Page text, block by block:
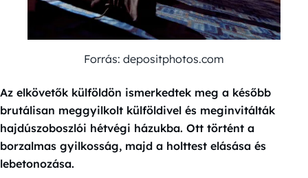
Forrás: depositphotos.com
Az elkövetők külföldön ismerkedtek meg a később
brutálisan meggyilkolt külföldivel és meginvitálták
hajdúszoboszlói hétvégi házukba. Ott történt a
borzalmas gyilkosság, majd a holttest elásása és
lebetonozása.